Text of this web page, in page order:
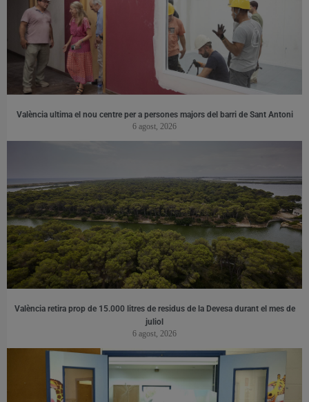
València ultima el nou centre per a persones majors del barri de Sant Antoni
6 agost, 2026
València retira prop de 15.000 litres de residus de la Devesa durant el mes de
juliol
6 agost, 2026